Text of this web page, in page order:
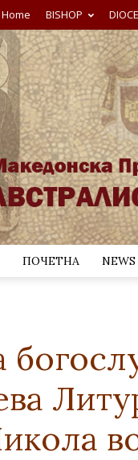
Home BISHOP
ПОЧЕТНА NEWS